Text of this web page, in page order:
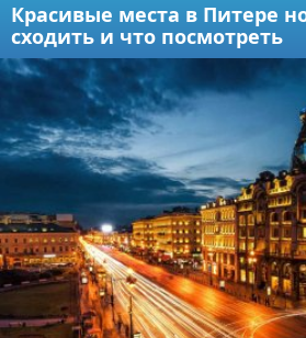
Красивые места в Питере
сходить и что посмотреть